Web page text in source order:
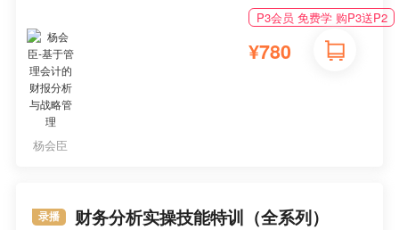
杨会臣
P3会员 免费学 购P3送P2
¥780
录播 财务分析实操技能特训（全系列）